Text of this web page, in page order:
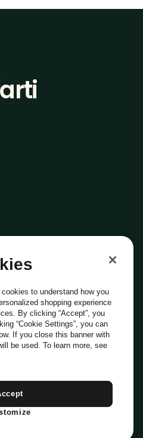
Preferenze Cookie
Codice Etico
indirizzo DPO: dpo@everli.com
to understand how you
shopping experience
By clicking “Accept”, you
“Cookie Settings”, you can
If you close this banner with
be used. To learn more, see